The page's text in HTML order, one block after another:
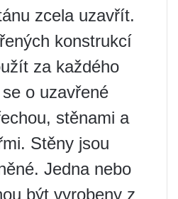
zcela uzavřít.
konstrukcí
za každého
o uzavřené
stěnami a
Stěny jsou
Jedna nebo
být vyrobeny z